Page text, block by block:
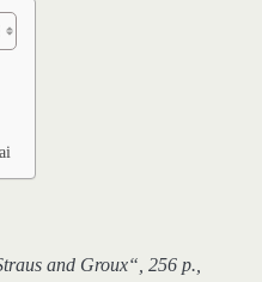
and Groux“, 256 p.,